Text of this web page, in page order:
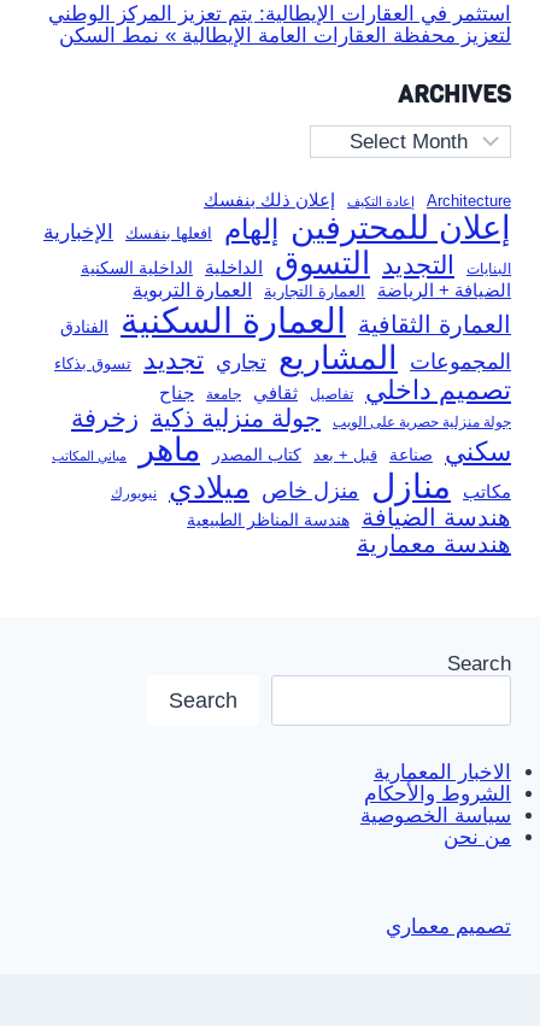
استثمر في العقارات الإيطالية: يتم تعزيز المركز الوطني
لتعزيز محفظة العقارات العامة الإيطالية » نمط السكن
ARCHIVES
Archives
Architecture إعادة التكيف إعلان ذلك بنفسك
إعلان للمحترفين إلهام افعلها بنفسك الإخبارية
البنايات التجديد التسوق الداخلية الداخلية السكنية
الضيافة + الرياضة العمارة التجارية العمارة التربوية
العمارة الثقافية العمارة السكنية الفنادق
المجموعات المشاريع تجاري تجديد تسوق بذكاء
تصميم داخلي تفاصيل ثقافي جامعة جناح
جولة منزلية حصرية على الويب جولة منزلية ذكية زخرفة
سكني صناعة قبل + بعد كتاب المصدر ماهر مباني المكاتب
مكاتب منازل منزل خاص ميلادي نيويورك
هندسة الضيافة هندسة المناظر الطبيعية
هندسة معمارية
Search
Search
الاخبار المعمارية
الشروط والأحكام
سياسة الخصوصية
من نحن
تصميم معماري